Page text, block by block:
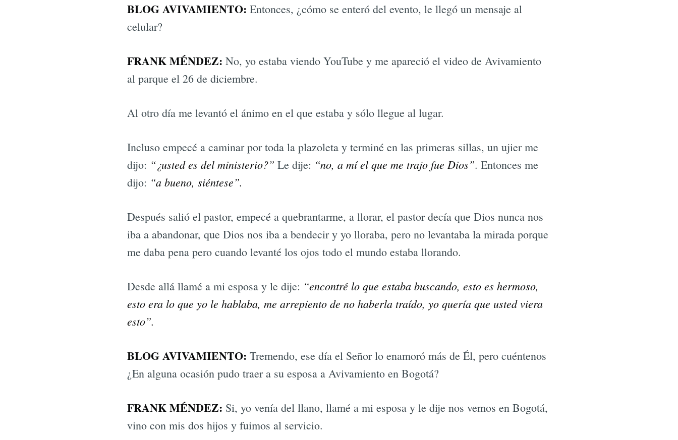
BLOG AVIVAMIENTO: Entonces, ¿cómo se enteró del evento, le llegó un mensaje al
celular?
FRANK MÉNDEZ: No, yo estaba viendo YouTube y me apareció el video de Avivamiento
al parque el 26 de diciembre.
Al otro día me levantó el ánimo en el que estaba y sólo llegue al lugar.
Incluso empecé a caminar por toda la plazoleta y terminé en las primeras sillas, un ujier me
dijo: “¿usted es del ministerio?” Le dije: “no, a mí el que me trajo fue Dios”. Entonces me
dijo: “a bueno, siéntese”.
Después salió el pastor, empecé a quebrantarme, a llorar, el pastor decía que Dios nunca nos
iba a abandonar, que Dios nos iba a bendecir y yo lloraba, pero no levantaba la mirada porque
me daba pena pero cuando levanté los ojos todo el mundo estaba llorando.
Desde allá llamé a mi esposa y le dije: “encontré lo que estaba buscando, esto es hermoso,
esto era lo que yo le hablaba, me arrepiento de no haberla traído, yo quería que usted viera
esto”.
BLOG AVIVAMIENTO: Tremendo, ese día el Señor lo enamoró más de Él, pero cuéntenos
¿En alguna ocasión pudo traer a su esposa a Avivamiento en Bogotá?
FRANK MÉNDEZ: Si, yo venía del llano, llamé a mi esposa y le dije nos vemos en Bogotá,
vino con mis dos hijos y fuimos al servicio.